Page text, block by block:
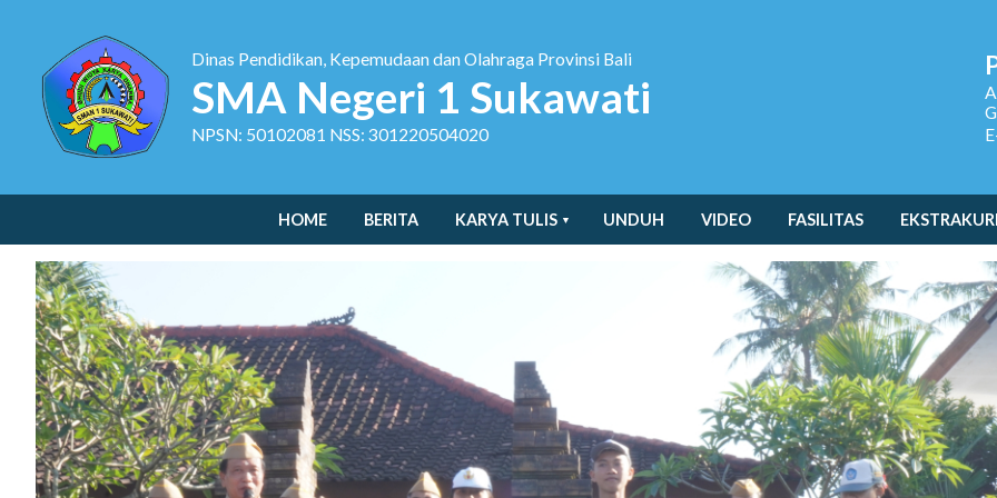
Dinas Pendidikan, Kepemudaan dan Olahraga Provinsi Bali
SMA Negeri 1 Sukawati
NPSN: 50102081 NSS: 301220504020
HOME BERITA KARYA TULIS UNDUH VIDEO FASILITAS